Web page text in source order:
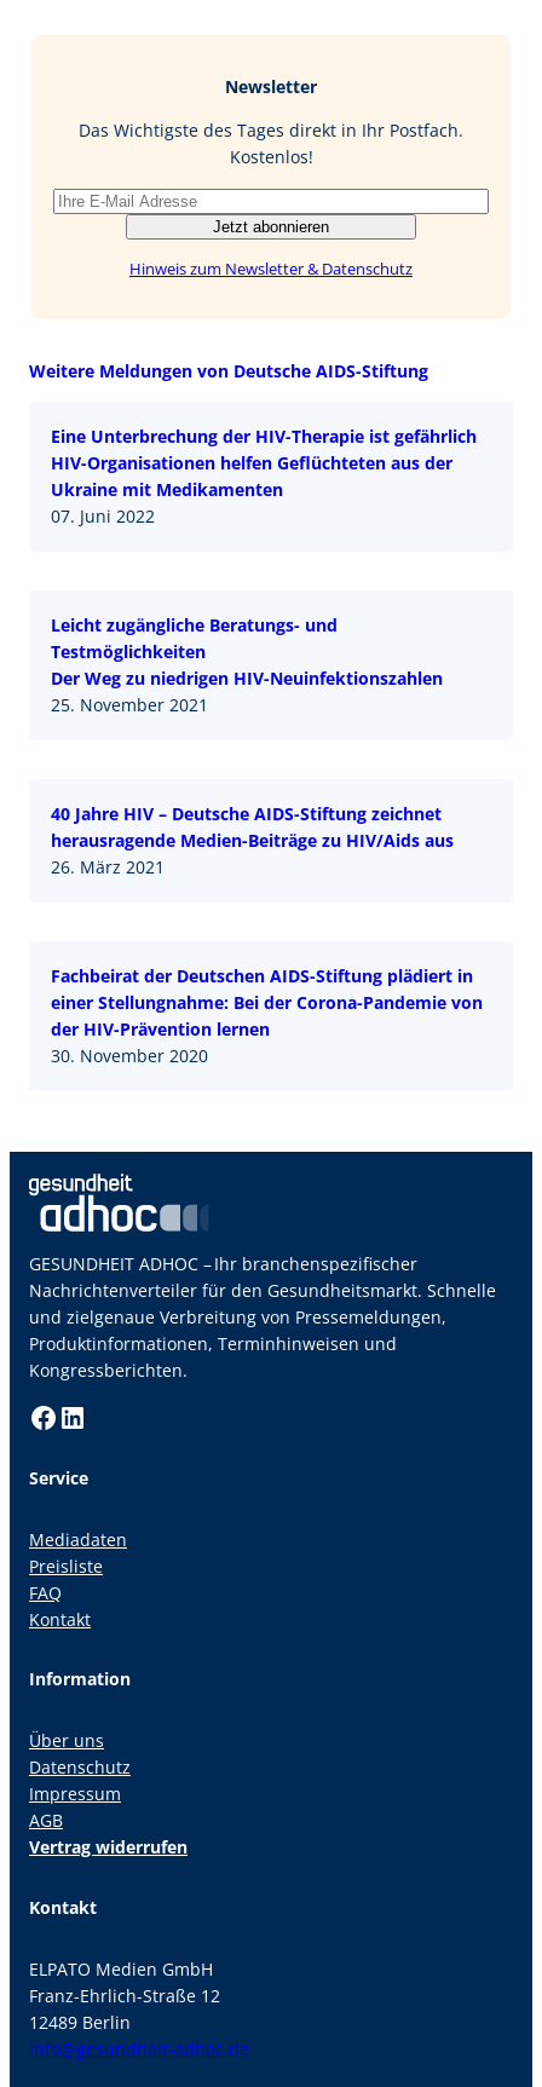
I
Newsletter
Das Wichtigste des Tages direkt in Ihr Postfach.
Kostenlos!
Jetzt abonnieren
Hinweis zum Newsletter & Datenschutz
Weitere Meldungen von Deutsche AIDS-Stiftung
Eine Unterbrechung der HIV-Therapie ist gefährlich
HIV-Organisationen helfen Geflüchteten aus der
Ukraine mit Medikamenten
07. Juni 2022
Leicht zugängliche Beratungs- und
Testmöglichkeiten
Der Weg zu niedrigen HIV-Neuinfektionszahlen
25. November 2021
40 Jahre HIV – Deutsche AIDS-Stiftung zeichnet
herausragende Medien-Beiträge zu HIV/Aids aus
26. März 2021
Fachbeirat der Deutschen AIDS-Stiftung plädiert in
einer Stellungnahme: Bei der Corona-Pandemie von
der HIV-Prävention lernen
30. November 2020
GESUNDHEIT ADHOC – Ihr branchenspezifischer
Nachrichtenverteiler für den Gesundheitsmarkt. Schnelle
und zielgenaue Verbreitung von Pressemeldungen,
Produktinformationen, Terminhinweisen und
Kongressberichten.
Facebook LinkedIn
Service
Mediadaten
Preisliste
FAQ
Kontakt
Information
Über uns
Datenschutz
Impressum
AGB
Vertrag widerrufen
Kontakt
ELPATO Medien GmbH
Franz-Ehrlich-Straße 12
12489 Berlin
info@gesundheit-adhoc.de